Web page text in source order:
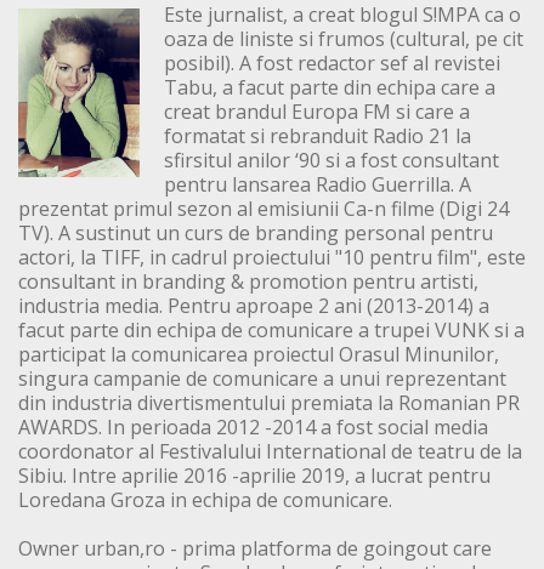
Este jurnalist, a creat blogul S!MPA ca o
oaza de liniste si frumos (cultural, pe cit
posibil). A fost redactor sef al revistei
Tabu, a facut parte din echipa care a
creat brandul Europa FM si care a
formatat si rebranduit Radio 21 la
sfirsitul anilor ‘90 si a fost consultant
pentru lansarea Radio Guerrilla. A
prezentat primul sezon al emisiunii Ca-n filme (Digi 24
TV). A sustinut un curs de branding personal pentru
actori, la TIFF, in cadrul proiectului "10 pentru film", este
consultant in branding & promotion pentru artisti,
industria media. Pentru aproape 2 ani (2013-2014) a
facut parte din echipa de comunicare a trupei VUNK si a
participat la comunicarea proiectul Orasul Minunilor,
singura campanie de comunicare a unui reprezentant
din industria divertismentului premiata la Romanian PR
AWARDS. In perioada 2012 -2014 a fost social media
coordonator al Festivalului International de teatru de la
Sibiu. Intre aprilie 2016 -aprilie 2019, a lucrat pentru
Loredana Groza in echipa de comunicare.
Owner urban,ro - prima platforma de goingout care